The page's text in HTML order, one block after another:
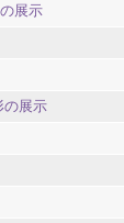
展示
の展示